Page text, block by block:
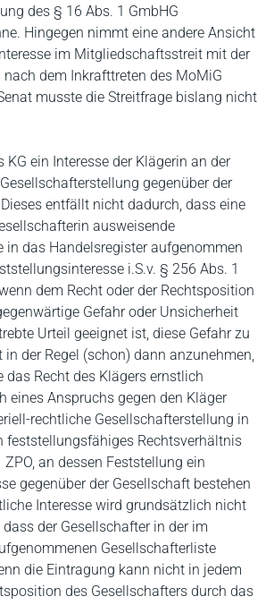
des § 16 Abs. 1 GmbHG
Hingegen nimmt eine andere Ansicht
im Mitgliedschaftsstreit mit der
dem Inkrafttreten des MoMiG
musste die Streitfrage bislang nicht
ein Interesse der Klägerin an der
gegenüber der
entfällt nicht dadurch, dass eine
ausweisende
in das Handelsregister aufgenommen
i.S.v. § 256 Abs. 1
dem Recht oder der Rechtsposition
Gefahr oder Unsicherheit
Urteil geeignet ist, diese Gefahr zu
in der Regel (schon) dann anzunehmen,
das Recht des Klägers ernstlich
eines Anspruchs gegen den Kläger
rechtliche Gesellschafterstellung in
feststellungsfähiges Rechtsverhältnis
an dessen Feststellung ein
gegenüber der Gesellschaft bestehen
Interesse wird grundsätzlich nicht
der Gesellschafter in der im
Gesellschafterliste
die Eintragung kann nicht in jedem
des Gesellschafters durch das